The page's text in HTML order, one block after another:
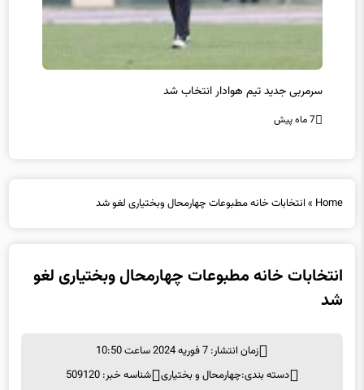
سرمربی جدید تیم هوادار انتخاب شد
7 ماه پیش
Home
» انتخابات خانه مطبوعات چهارمحال وبختیاری لغو شد
انتخابات خانه مطبوعات چهارمحال وبختیاری لغو
شد
زمان انتشار: 7 فوریه 2024 ساعت 10:50
دسته بندی:چهارمحال و بختیاری
شناسه خبر: 509120